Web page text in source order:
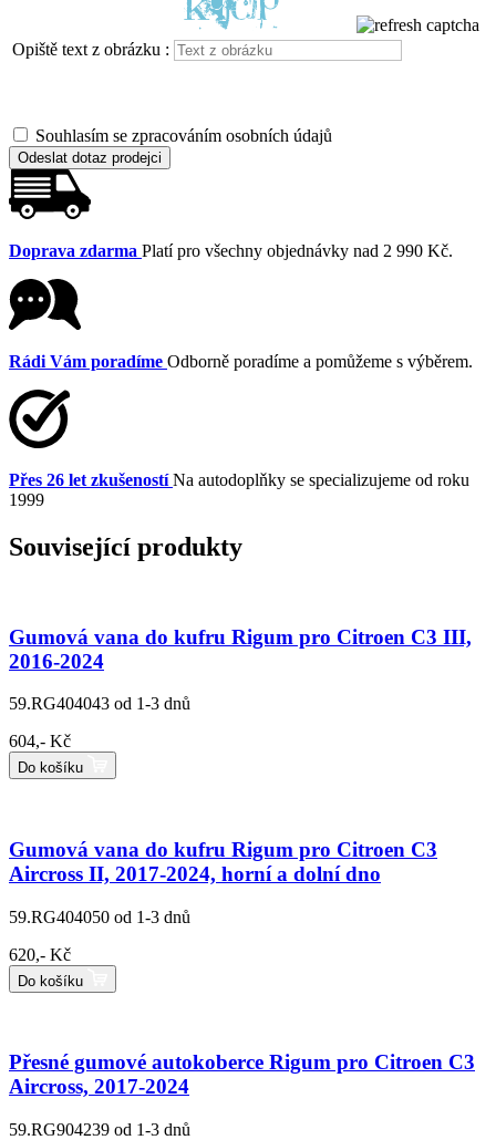
Opiště text z obrázku :
Souhlasím se zpracováním osobních údajů
Odeslat dotaz prodejci
Doprava zdarma Platí pro všechny objednávky nad 2 990 Kč.
Rádi Vám poradíme Odborně poradíme a pomůžeme s výběrem.
Přes 26 let zkušeností Na autodoplňky se specializujeme od roku
1999
Související produkty
Gumová vana do kufru Rigum pro Citroen C3 III,
2016-2024
59.RG404043 od 1-3 dnů
604,- Kč
Do košíku
Gumová vana do kufru Rigum pro Citroen C3
Aircross II, 2017-2024, horní a dolní dno
59.RG404050 od 1-3 dnů
620,- Kč
Do košíku
Přesné gumové autokoberce Rigum pro Citroen C3
Aircross, 2017-2024
59.RG904239 od 1-3 dnů